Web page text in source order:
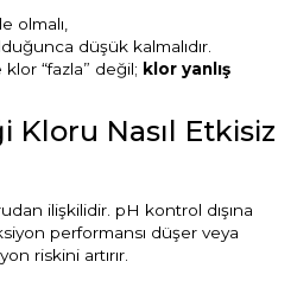
Yosun Öldürücü
olmalı,
düşük kalmalıdır.
“fazla” değil; klor yanlış
Kloru Nasıl Etkisiz
ilişkilidir. pH kontrol dışına
performansı düşer veya
riskini artırır.